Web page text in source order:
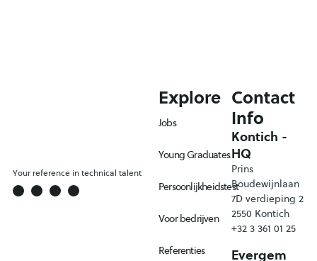
Your reference in technical talent
Explore
Jobs
Young Graduates
Persoonlijkheidstest
Voor bedrijven
Referenties
Contact
Info
Kontich -
HQ
Prins
Boudewijnlaan
7D verdieping 2
2550 Kontich
+32 3 361 01 25
Evergem